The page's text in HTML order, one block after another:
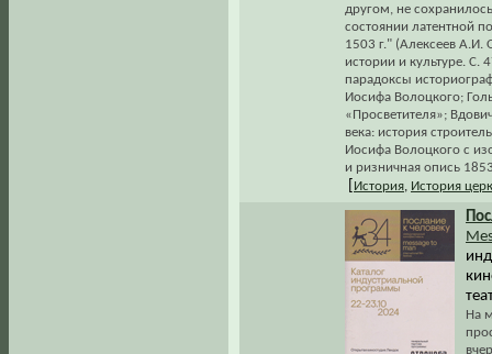
другом, не
состоянии латентной
1503 г." (Алексеев А.И.
истории и культуре.
парадоксы
Иосифа Волоцкого;
«Просветителя»;
века: история
Иосифа Волоцкого с
и ризничная опись
История История
На